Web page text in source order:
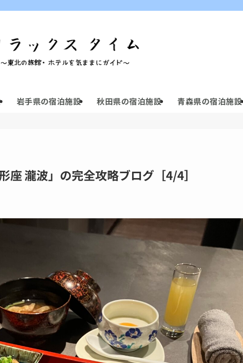
岩手県の宿泊施設 秋田県の宿泊施設 青森県の宿泊施設
瀧波」の完全攻略ブログ［4/4］